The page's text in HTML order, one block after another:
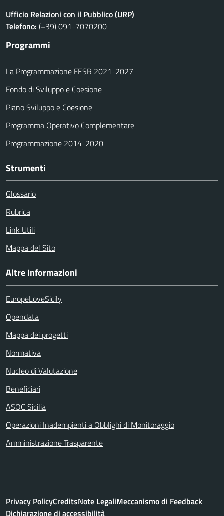
Ufficio Relazioni con il Pubblico (URP)
Telefono: (+39) 091-7070200
Programmi
La Programmazione FESR 2021-2027
Fondo di Sviluppo e Coesione
Piano Sviluppo e Coesione
Programma Operativo Complementare
Programmazione 2014-2020
Strumenti
Glossario
Rubrica
Link Utili
Mappa del Sito
Altre Informazioni
EuropeLoveSicily
Opendata
Mappa dei progetti
Normativa
Nucleo di Valutazione
Beneficiari
ASOC Sicilia
Operazioni Inadempienti a Obblighi di Monitoraggio
Amministrazione Trasparente
Privacy PolicyCreditsNote LegaliMeccanismo di Feedback
Dichiarazione di accessibilità